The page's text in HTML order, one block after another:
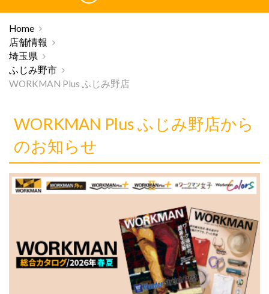
Home
店舗情報
埼玉県
ふじみ野市
WORKMAN Plus ふじみ野店
WORKMAN Plus ふじみ野店から
のお知らせ